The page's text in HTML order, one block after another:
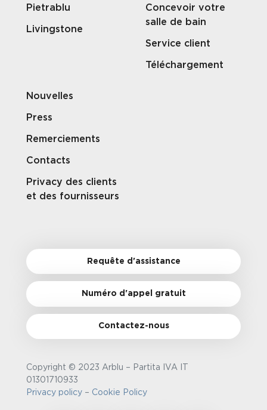
Pietrablu
Livingstone
Concevoir votre
salle de bain
Service client
Téléchargement
Nouvelles
Press
Remerciements
Contacts
Privacy des clients
et des fournisseurs
Requête d'assistance
Numéro d'appel gratuit
Contactez-nous
Copyright © 2023 Arblu – Partita IVA IT
01301710933
Privacy policy – Cookie Policy